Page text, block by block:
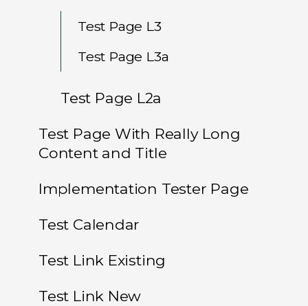
Test Page L3
Test Page L3a
Test Page L2a
Test Page With Really Long
Content and Title
Implementation Tester Page
Test Calendar
Test Link Existing
Test Link New